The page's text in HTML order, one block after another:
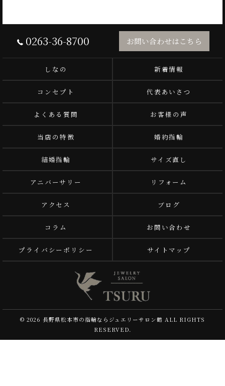
0263-36-8700 お問い合わせはこちら
しなの 新着情報
コンセプト 代表あいさつ
よくある質問 お客様の声
当店の特徴 婚約指輪
結婚指輪 サイズ直し
アニバーサリー リフォーム
アクセス ブログ
コラム お問い合わせ
プライバシーポリシー サイトマップ
© 2026 長野県松本市の指輪ならジュエリーサロン鶴 ALL RIGHTS
RESERVED.